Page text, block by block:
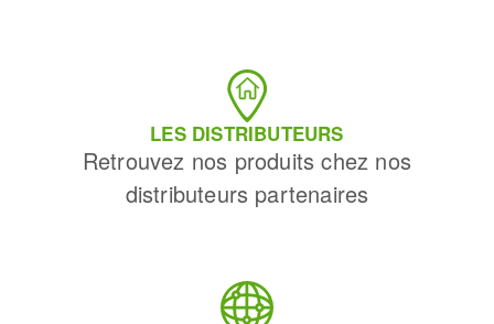
LES DISTRIBUTEURS
Retrouvez nos produits chez nos
distributeurs partenaires